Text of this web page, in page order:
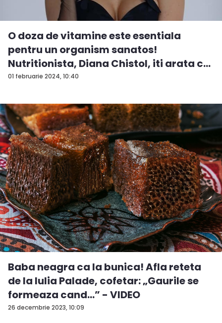
01 februarie 2024, 10:40
O doza de vitamine este esentiala
pentru un organism sanatos!
Nutritionista, Diana Chistol, iti arata c...
26 decembrie 2023, 10:09
Baba neagra ca la bunica! Afla reteta
de la Iulia Palade, cofetar: „Gaurile se
formeaza cand...” - VIDEO